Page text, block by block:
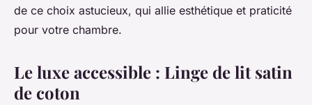
de ce choix astucieux, qui allie esthétique et praticité
pour votre chambre.
Le luxe accessible : Linge de lit satin
de coton